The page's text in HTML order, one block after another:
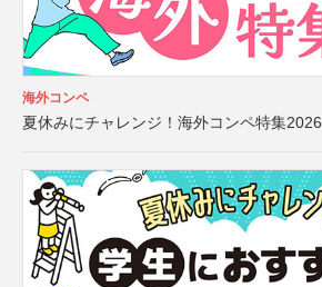
海外コンペ
夏休みにチャレンジ！海外コンペ特集2026